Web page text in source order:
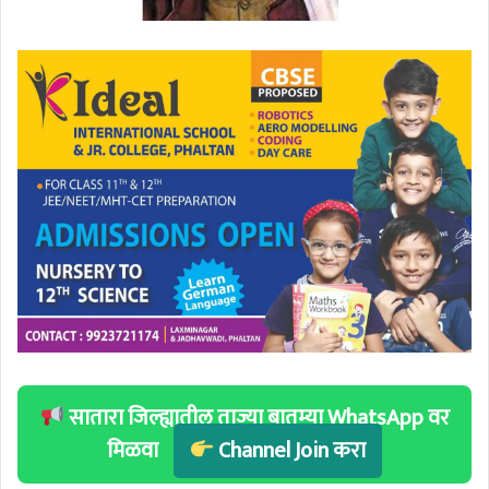
सातारा जिल्ह्यातील ताज्या बातम्या WhatsApp वर
मिळवा
Channel Join करा